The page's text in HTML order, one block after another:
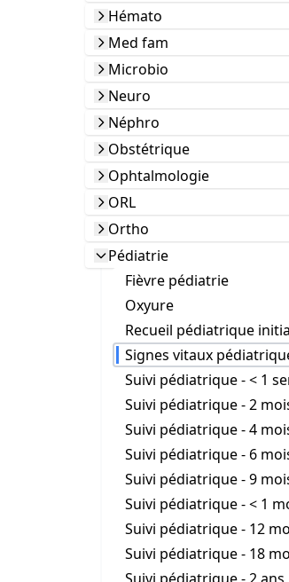
Hémato
Med fam
Microbio
Neuro
Néphro
Obstétrique
Ophtalmologie
ORL
Ortho
Pédiatrie
Fièvre pédiatrie
Oxyure
Recueil pédiatrique
Signes vitaux
Suivi pédiatrique - < 1
Suivi pédiatrique - 2
Suivi pédiatrique - 4
Suivi pédiatrique - 6
Suivi pédiatrique - 9
Suivi pédiatrique - < 1
Suivi pédiatrique - 12
Suivi pédiatrique - 18